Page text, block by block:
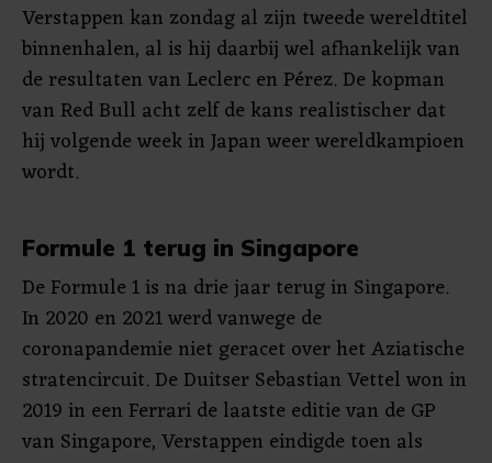
Verstappen kan zondag al zijn tweede wereldtitel
binnenhalen, al is hij daarbij wel afhankelijk van
de resultaten van Leclerc en Pérez. De kopman
van Red Bull acht zelf de kans realistischer dat
hij volgende week in Japan weer wereldkampioen
wordt.
Formule 1 terug in Singapore
De Formule 1 is na drie jaar terug in Singapore.
In 2020 en 2021 werd vanwege de
coronapandemie niet geracet over het Aziatische
stratencircuit. De Duitser Sebastian Vettel won in
2019 in een Ferrari de laatste editie van de GP
van Singapore, Verstappen eindigde toen als